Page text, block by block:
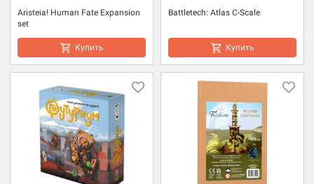
Aristeia! Human Fate Expansion
set
Купить
Battletech: Atlas C-Scale
Купить